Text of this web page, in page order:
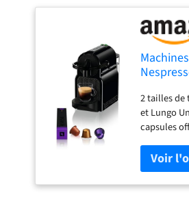
11350
2 tailles de
et Lungo
capsules
à café au
épuré
d'énergie